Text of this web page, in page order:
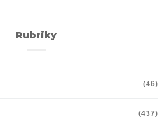
Rubriky
(46)
(437)